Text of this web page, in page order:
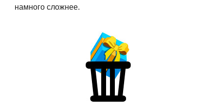
намного сложнее.